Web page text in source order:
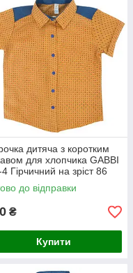
дитяча з коротким
для хлопчика GABBI
Гірчичний на зріст 86
до відправки
₴
Купити